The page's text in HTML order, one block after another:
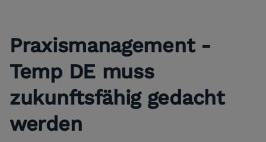
Praxismanagement -
Temp DE muss
zukunftsfähig gedacht
werden